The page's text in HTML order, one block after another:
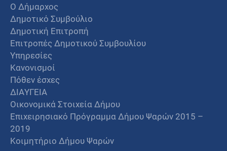
Ο Δήμαρχος
Δημοτικό Συμβούλιο
Δημοτική Επιτροπή
Επιτροπές Δημοτικού Συμβουλίου
Υπηρεσίες
Κανονισμοί
Πόθεν έσχες
ΔΙΑΥΓΕΙΑ
Οικονομικά Στοιχεία Δήμου
Επιχειρησιακό Πρόγραμμα Δήμου Ψαρών 2015 –
2019
Κοιμητήριο Δήμου Ψαρών